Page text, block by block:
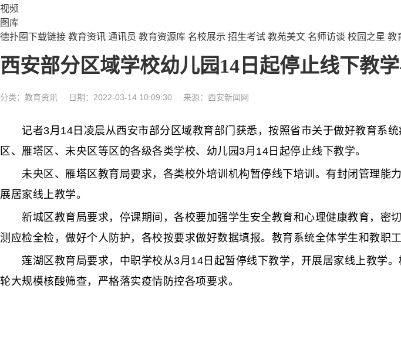
视频
图库
德扑圈下载链接 教育资讯 通讯员 教育资源库 名校展示 招生考试 教苑美文 名师访谈 校园之星 教
西安部分区域学校幼儿园14日起停止线下教
分类： 教育资讯 日期：2022-03-14 10:09:30 来源：西安新闻网
记者3月14日凌晨从西安市部分区域教育部门获悉，按照省市关于做好教育系
区、雁塔区、未央区等区的各级各类学校、幼儿园3月14日起停止线下教学。
未央区、雁塔区教育局要求，各类校外培训机构暂停线下培训。有封闭管理能
展居家线上教学。
新城区教育局要求，停课期间，各校要加强学生安全教育和心理健康教育，密
测应检全检，做好个人防护，各校按要求做好数据填报。教育系统全体学生和教职
莲湖区教育局要求，中职学校从3月14日起暂停线下教学，开展居家线上教学
轮大规模核酸筛查，严格落实疫情防控各项要求。